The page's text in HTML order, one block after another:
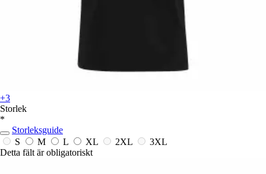
+3
Storlek
*
Storleksguide
S
M L XL 2XL
3XL
Detta fält är obligatoriskt